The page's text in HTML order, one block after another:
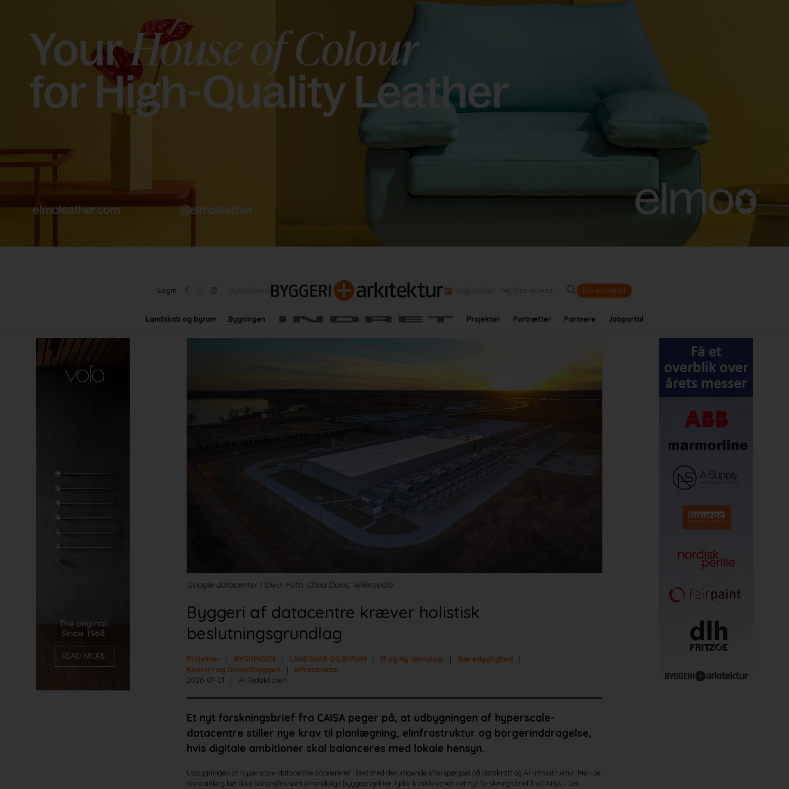
Login Bliv kontaktet
Landskab og byrum Bygningen Projekter Portrætter Partnere Jobportal
Google datacenter i Iowa. Foto: Chad Davis, Wikimedia
Byggeri af datacentre kræver holistisk
beslutningsgrundlag
Projekter BYGNINGEN LANDSKAB OG BYRUM IT og Ny teknologi
Bæredygtighed
Kontor- og Domicilbyggeri
Infrastruktur
2026-07-01
Af Redaktionen
Et nyt forskningsbrief fra CAISA peger på, at udbygningen af hyperscale-
datacentre stiller nye krav til planlægning, elinfrastruktur og borgerinddragelse,
hvis digitale ambitioner skal balanceres med lokale hensyn.
Udbygningen af hyperscale-datacentre accelererer i takt med den stigende efterspørgsel på datakraft og AI-infrastruktur. Men de
store anlæg bør ikke behandles som almindelige byggeprojekter, lyder konklusionen i et nyt forskningsbrief fra CAISA – Det